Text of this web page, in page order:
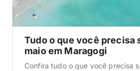
Tudo o que você precisa
maio em Maragogi
Confira tudo o que você precisa